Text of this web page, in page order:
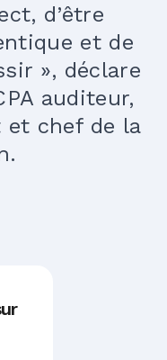
d’être
et de
», déclare
auditeur,
et chef de la